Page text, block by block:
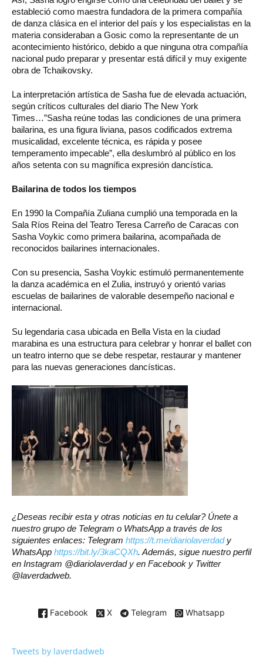
estableció como maestra fundadora de la primera compañía
de danza clásica en el interior del país y los especialistas en la
materia consideraban a Gosic como la representante de un
acontecimiento histórico, debido a que ninguna otra compañía
nacional pudo preparar y presentar está difícil y muy exigente
obra de Tchaikovsky.
La interpretación artística de Sasha fue de elevada actuación,
según críticos culturales del diario The New York
Times…”Sasha reúne todas las condiciones de una primera
bailarina, es una figura liviana, pasos codificados extrema
musicalidad, excelente técnica, es rápida y posee
temperamento impecable”, ella deslumbró al público en los
años setenta con su magnífica expresión dancística.
Bailarina de todos los tiempos
En 1990 la Compañía Zuliana cumplió una temporada en la
Sala Ríos Reina del Teatro Teresa Carreño de Caracas con
Sasha Voykic como primera bailarina, acompañada de
reconocidos bailarines internacionales.
Con su presencia, Sasha Voykic estimuló permanentemente
la danza académica en el Zulia, instruyó y orientó varias
escuelas de bailarines de valorable desempeño nacional e
internacional.
Su legendaria casa ubicada en Bella Vista en la ciudad
marabina es una estructura para celebrar y honrar el ballet con
un teatro interno que se debe respetar, restaurar y mantener
para las nuevas generaciones dancísticas.
¿Deseas recibir esta y otras noticias en tu celular? Únete a
nuestro grupo de Telegram o WhatsApp a través de los
siguientes enlaces: Telegram https://t.me/diariolaverdady
WhatsApp https://bit.ly/3kaCQXh. Además, sigue nuestro perfil
en Instagram @diariolaverdad y en Facebook y Twitter
@laverdadweb.
Facebook X Telegram Whatsapp
Tweets by laverdadweb